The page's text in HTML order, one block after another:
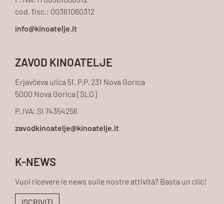
cod. fisc.: 00361060312
ZAVOD KINOATELJE
Erjavčeva ulica 51, P.P. 231 Nova Gorica
5000 Nova Gorica [SLO]
P. IVA: SI 74354256
K-NEWS
Vuoi ricevere le news sulle nostre attività? Basta un clic!